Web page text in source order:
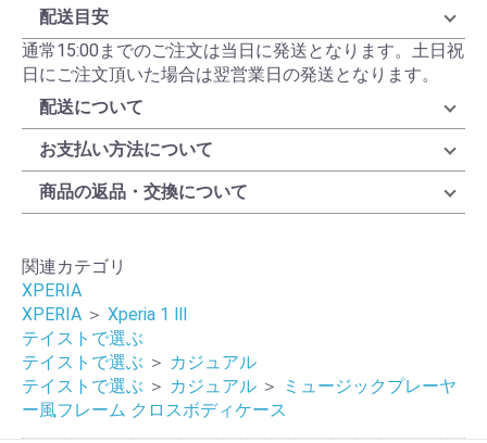
配送目安
通常15:00までのご注文は当日に発送となります。土日祝
日にご注文頂いた場合は翌営業日の発送となります。
配送について
お支払い方法について
商品の返品・交換について
関連カテゴリ
XPERIA
XPERIA ＞ Xperia 1 Ⅲ
テイストで選ぶ
テイストで選ぶ ＞ カジュアル
テイストで選ぶ ＞ カジュアル ＞
ミュージックプレーヤ
ー風フレーム クロスボディケース